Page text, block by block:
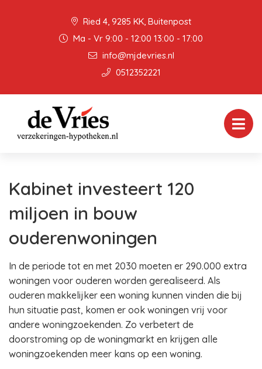
Ried 4, 9285 KK, Buitenpost
Ma - Vr 9:00 - 12:00 13:00 - 17:00
info@mjdevries.nl
0512352221
Kabinet investeert 120
miljoen in bouw
ouderenwoningen
In de periode tot en met 2030 moeten er 290.000 extra
woningen voor ouderen worden gerealiseerd. Als
ouderen makkelijker een woning kunnen vinden die bij
hun situatie past, komen er ook woningen vrij voor
andere woningzoekenden. Zo verbetert de
doorstroming op de woningmarkt en krijgen alle
woningzoekenden meer kans op een woning.